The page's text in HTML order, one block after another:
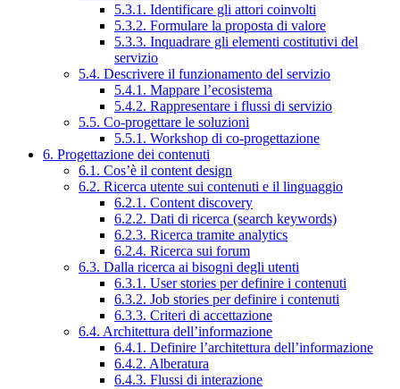
5.3.1. Identificare gli attori coinvolti
5.3.2. Formulare la proposta di valore
5.3.3. Inquadrare gli elementi costitutivi del
servizio
5.4. Descrivere il funzionamento del servizio
5.4.1. Mappare l’ecosistema
5.4.2. Rappresentare i flussi di servizio
5.5. Co-progettare le soluzioni
5.5.1. Workshop di co-progettazione
6. Progettazione dei contenuti
6.1. Cos’è il content design
6.2. Ricerca utente sui contenuti e il linguaggio
6.2.1. Content discovery
6.2.2. Dati di ricerca (search keywords)
6.2.3. Ricerca tramite analytics
6.2.4. Ricerca sui forum
6.3. Dalla ricerca ai bisogni degli utenti
6.3.1. User stories per definire i contenuti
6.3.2. Job stories per definire i contenuti
6.3.3. Criteri di accettazione
6.4. Architettura dell’informazione
6.4.1. Definire l’architettura dell’informazione
6.4.2. Alberatura
6.4.3. Flussi di interazione